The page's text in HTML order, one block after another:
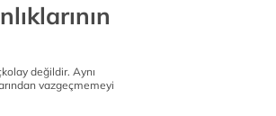
değildir. Aynı
vazgeçmemeyi